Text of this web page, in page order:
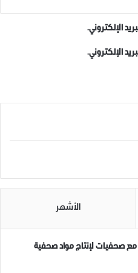
الإلكتروني.
الإلكتروني.
الأشهر
مع صحفيات لإنتاج مواد صحفية